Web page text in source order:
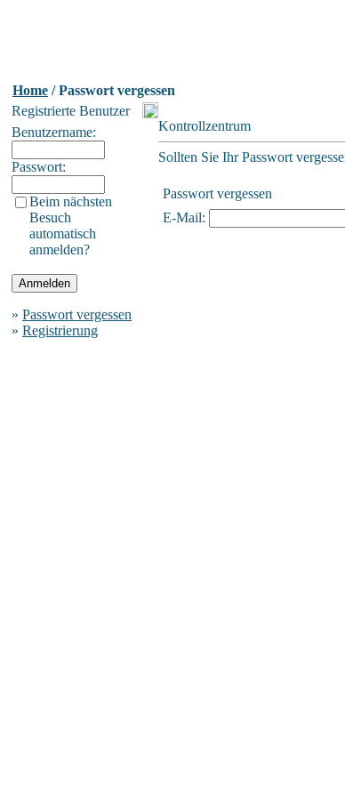
Home / Passwort vergessen
Registrierte Benutzer
Benutzername:
Passwort:
Beim nächsten
Besuch
automatisch
anmelden?
» Passwort vergessen
» Registrierung
Kontrollzentrum
Sollten Sie Ihr Passwort
Passwort vergessen
E-Mail: